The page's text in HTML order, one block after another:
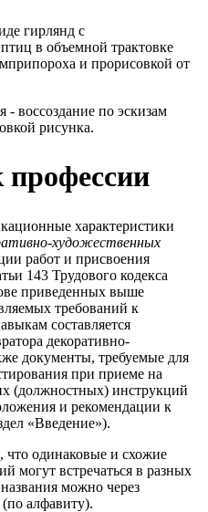
гирлянд с
в объемной трактовке
и прорисовкой от
- воссоздание по эскизам
рисунка.
характеристики
художественных
работ и присвоения
143 Трудового кодекса
приведенных выше
требований к
составляется
декоративно-
документы, требуемые для
при приеме на
(должностных) инструкций
и рекомендации к
«Введение»).
одинаковые и схожие
могут встречаться в разных
можно через
алфавиту).